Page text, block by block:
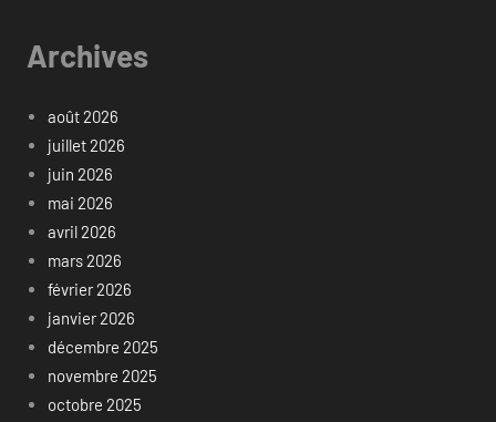
Archives
août 2026
juillet 2026
juin 2026
mai 2026
avril 2026
mars 2026
février 2026
janvier 2026
décembre 2025
novembre 2025
octobre 2025